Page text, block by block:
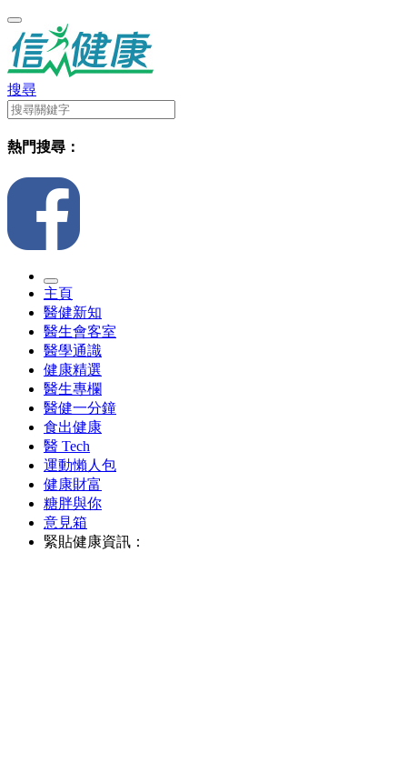
搜尋
熱門搜尋：
主頁
醫健新知
醫生會客室
醫學通識
健康精選
醫生專欄
醫健一分鐘
食出健康
醫 Tech
運動懶人包
健康財富
糖胖與你
意見箱
緊貼健康資訊：